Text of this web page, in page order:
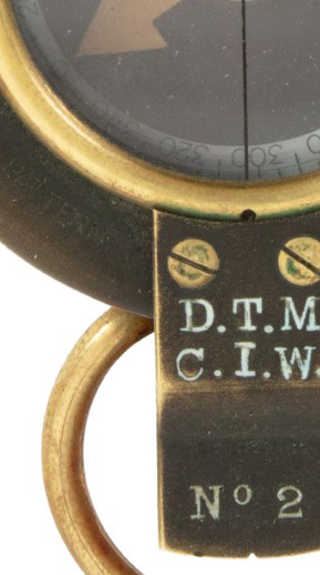
auksjoner
kostnadsfri og uforpliktende
kvalitetsobjekter